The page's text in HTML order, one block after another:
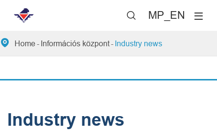
 MP_EN
 Home Információs központ Industry news
Industry news